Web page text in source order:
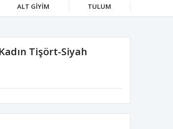
ALT GIYIM TULUM
Tişört-Siyah